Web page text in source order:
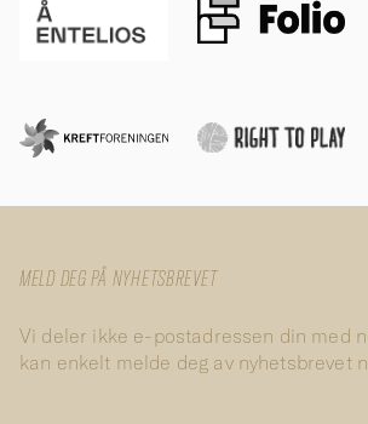
MELD DEG PÅ NYHETSBREVET
Vi deler ikke e-postadressen din med
kan enkelt melde deg av nyhetsbrevet